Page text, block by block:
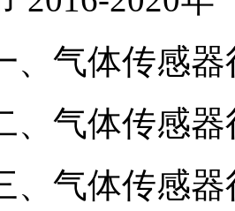
传感器行
传感器行
传感器行